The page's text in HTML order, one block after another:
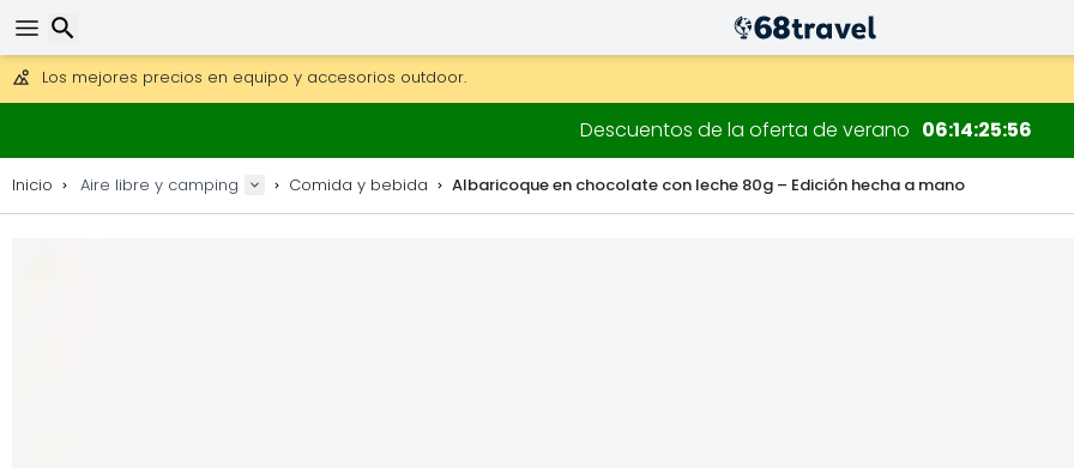
Envío DHL 1 día disponible.
30 días para devoluciones, 90 días para mapas de madera y decoraciones.
Los mejores precios en equipo y accesorios outdoor.
Descuentos de la oferta de verano 06 14 25 55
Inicio Aire libre y camping Comida y bebida Albaricoque en chocolate con leche 80g – Edición hecha a mano